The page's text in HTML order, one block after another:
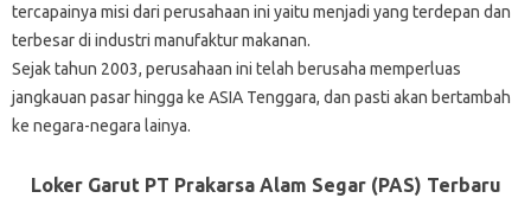
tercapainya misi dari perusahaan ini yaitu menjadi yang terdepan dan
terbesar di industri manufaktur makanan.
Sejak tahun 2003, perusahaan ini telah berusaha memperluas
jangkauan pasar hingga ke ASIA Tenggara, dan pasti akan bertambah
ke negara-negara lainya.
Loker Garut PT Prakarsa Alam Segar (PAS) Terbaru